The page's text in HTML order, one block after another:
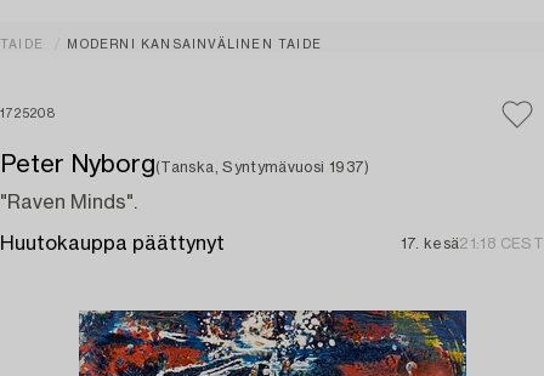
TAIDE MODERNI KANSAINVÄLINEN TAIDE
1725208
Peter Nyborg(Tanska, Syntymävuosi 1937)
"Raven Minds".
Huutokauppa päättynyt 17. kesä21:18 CEST